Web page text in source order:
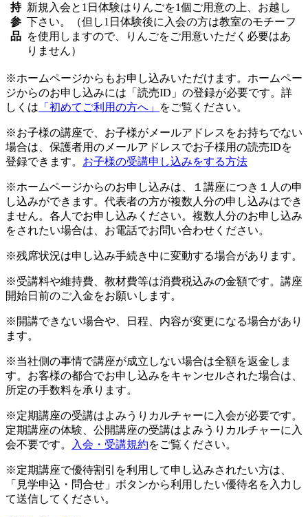
持
参
品
新規入会と1日体験はりんごを1個ご用意の上、お越し
下さい。（但し1日体験後に入会の方は教室のモチーフ
を使用しますので、りんごをご用意いただく必要はあ
りません）
※ホームページからもお申し込みいただけます。ホームペー
ジからのお申し込みには「読売ID」の登録が必要です。詳
しくは 「初めてご利用の方へ」 をご覧ください。
※お子様の講座で、お子様がメールアドレスをお持ちでない
場合は、保護者用のメールアドレスでお子様用の読売IDを
登録できます。 お子様の受講申し込みをする方法
※ホームページからのお申し込みは、１講座につき１人の申
し込みができます。代表者の方が複数人分の申し込みはでき
ません。各人でお申し込みください。複数人分のお申し込み
をされたい場合は、お電話でお問い合わせください。
※残席状況は申し込み手続き中に変動する場合があります。
※受講料や維持費、教材費等は消費税込みの金額です。講座
開始日前のご入金をお願いします。
※開講できない場合や、日程、内容が変更になる場合があり
ます。
※当社側の事情で講座が成立しない場合は全額を返金しま
す。お客様の都合でお申し込みをキャンセルされた場合は、
所定の手数料を承ります。
※定期講座の受講はよみうりカルチャーに入会が必要です。
定期講座の体験、公開講座の受講はよみうりカルチャーに入
会不要です。
入会・受講規約をご覧ください。
※定期講座で優待割引を利用して申し込みされたい方は、
「見学申込・問合せ」ボタンから利用したい優待名を入力し
て送信してください。